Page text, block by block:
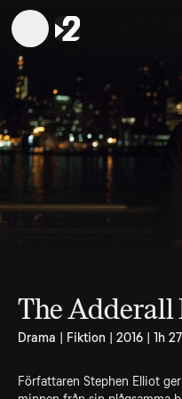
The Adderall
Drama | Fiktion | 2016 | 1h
Författaren Stephen Elliot